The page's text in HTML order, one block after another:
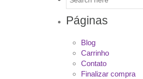
Páginas
Blog
Carrinho
Contato
Finalizar compra